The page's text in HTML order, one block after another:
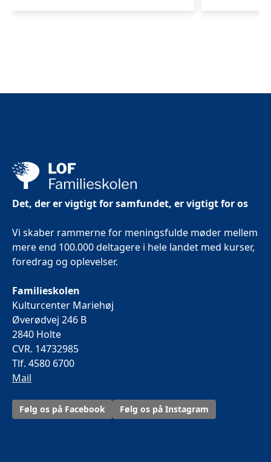
Det, der er vigtigt for samfundet, er vigtigt for os
Vi skaber rammerne for meningsfulde møder mellem
mere end 100.000 deltagere i hele landet med kurser,
foredrag og oplevelser.
Familieskolen
Kulturcenter Mariehøj
Øverødvej 246 B
2840 Holte
CVR. 14732985
Tlf. 4580 6700
Mail
Følg os på Facebook Følg os på Instagram